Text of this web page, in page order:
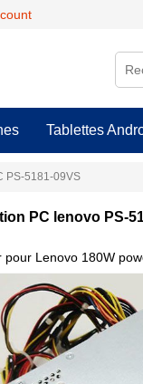
Tablettes
PS-5181-09VS
PC lenovo PS-
pour Lenovo 180W